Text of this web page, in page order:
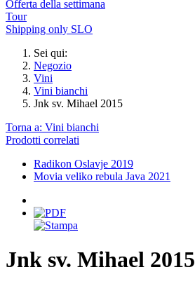
Offerta della settimana
Tour
Shipping only SLO
Sei qui:
Negozio
Vini
Vini bianchi
Jnk sv. Mihael 2015
Torna a: Vini bianchi
Prodotti correlati
Radikon Oslavje 2019
Movia veliko rebula Java 2021
Jnk sv. Mihael 2015